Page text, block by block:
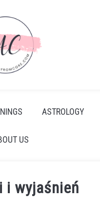
ASTROLOGY
US
i wyjaśnień